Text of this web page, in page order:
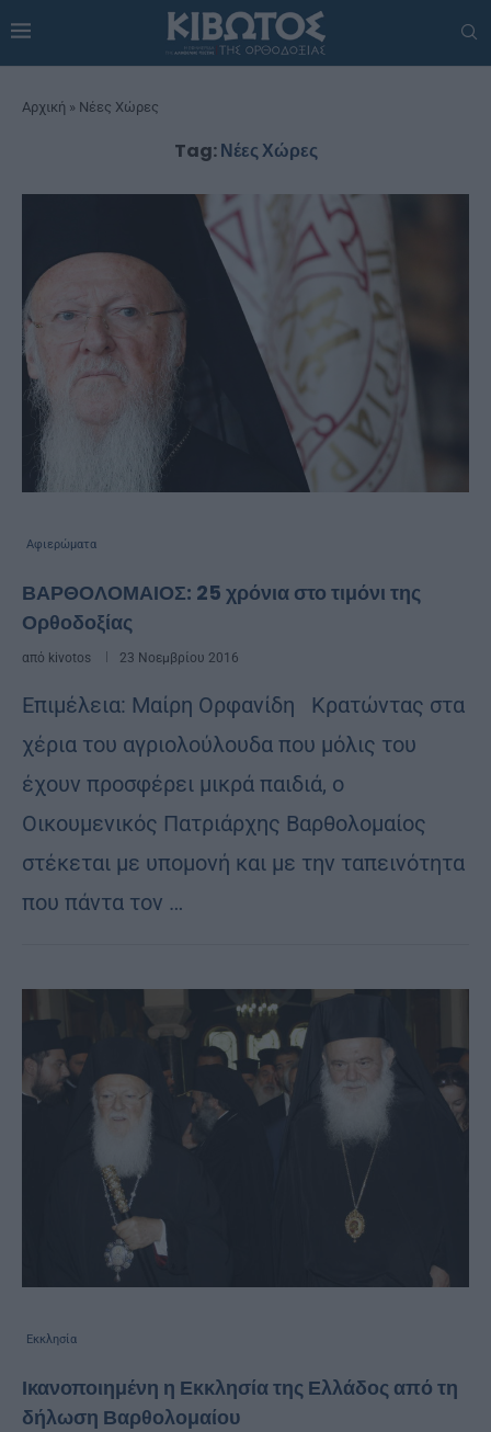
Αρχική » Νέες Χώρες
Tag:Νέες Χώρες
Αφιερώματα
ΒΑΡΘΟΛΟΜΑΙΟΣ: 25 χρόνια στο τιμόνι της
Ορθοδοξίας
από kivotos 23 Νοεμβρίου 2016
Επιμέλεια: Μαίρη Ορφανίδη Κρατώντας στα
χέρια του αγριολούλουδα που μόλις του
έχουν προσφέρει μικρά παιδιά, ο
Οικουμενικός Πατριάρχης Βαρθολομαίος
στέκεται με υπομονή και με την ταπεινότητα
που πάντα τον …
Εκκλησία
Ικανοποιημένη η Εκκλησία της Ελλάδος από τη
δήλωση Βαρθολομαίου